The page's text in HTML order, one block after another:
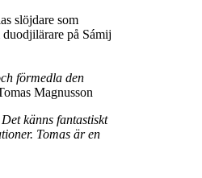
slöjdare som
på Sámij
förmedla den
Magnusson
känns fantastiskt
Tomas är en